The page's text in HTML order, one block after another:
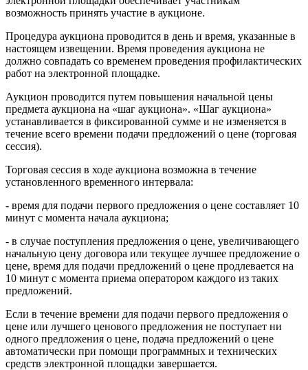
возможность принять участие в аукционе.
Процедура аукциона проводится в день и время, указанные в
настоящем извещении. Время проведения аукциона не
должно совпадать со временем проведения профилактических
работ на электронной площадке.
Аукцион проводится путем повышения начальной цены
предмета аукциона на «шаг аукциона». «Шаг аукциона»
устанавливается в фиксированной сумме и не изменяется в
течение всего времени подачи предложений о цене (торговая
сессия).
Торговая сессия в ходе аукциона возможна в течение
установленного временного интервала:
- время для подачи первого предложения о цене составляет 10
минут с момента начала аукциона;
- в случае поступления предложения о цене, увеличивающего
начальную цену договора или текущее лучшее предложение о
цене, время для подачи предложений о цене продлевается на
10 минут с момента приема оператором каждого из таких
предложений.
Если в течение времени для подачи первого предложения о
цене или лучшего ценового предложения не поступает ни
одного предложения о цене, подача предложений о цене
автоматически при помощи программных и технических
средств электронной площадки завершается.